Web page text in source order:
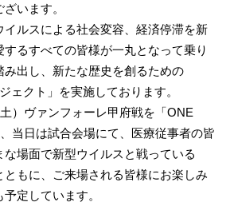
います。
イルスによる社会変容、経済停滞を新
るすべての皆様が一丸となって乗り
み出し、新たな歴史を創るための
ェクト」を実施しております。
）ヴァンフォーレ甲府戦を「ONE
当日は試合会場にて、医療従事者の皆
場面で新型ウイルスと戦っている
もに、ご来場される皆様にお楽しみ
定しています。